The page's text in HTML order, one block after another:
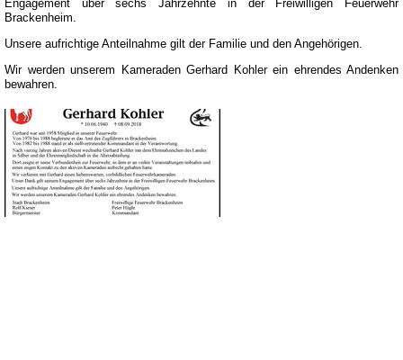
Brackenheim.
Unsere aufrichtige Anteilnahme gilt der Familie und den Angehörigen.
Wir werden unserem Kameraden Gerhard Kohler ein ehrendes Andenken
bewahren.